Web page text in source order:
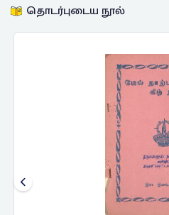
தொடர்புடைய நூல்